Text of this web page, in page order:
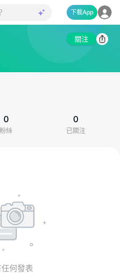
下載App
關注
0
粉絲
0
已關注
何發表